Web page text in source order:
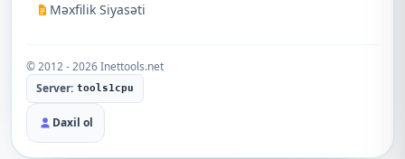
Məxfilik Siyasəti
© 2012 - 2026 Inettools.net
Server: tools1cpu
Daxil ol